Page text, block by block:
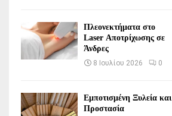
Πλεονεκτήματα στο
Laser Αποτρίχωσης σε
Άνδρες
8 Ιουλίου 2026 0
Εμποτισμένη Ξυλεία και
Προστασία